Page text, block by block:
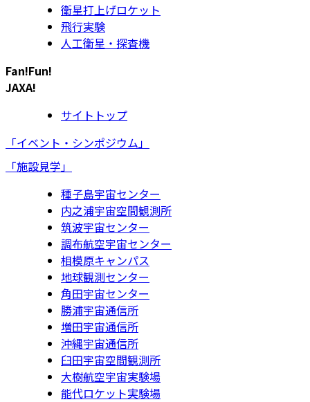
衛星打上げロケット
飛行実験
人工衛星・探査機
Fan!Fun!
JAXA!
サイトトップ
「イベント・シンポジウム」
「施設見学」
種子島宇宙センター
内之浦宇宙空間観測所
筑波宇宙センター
調布航空宇宙センター
相模原キャンパス
地球観測センター
角田宇宙センター
勝浦宇宙通信所
増田宇宙通信所
沖縄宇宙通信所
臼田宇宙空間観測所
大樹航空宇宙実験場
能代ロケット実験場